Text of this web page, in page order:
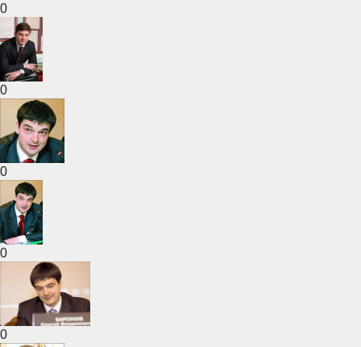
0
0
0
0
0